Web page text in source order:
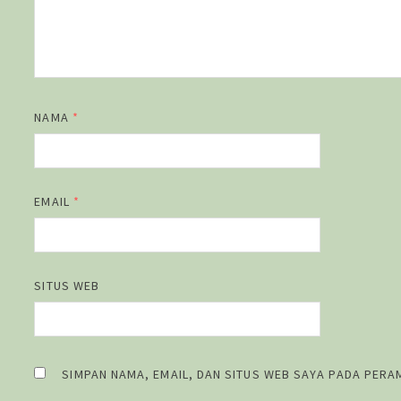
NAMA *
EMAIL *
SITUS WEB
SIMPAN NAMA, EMAIL, DAN SITUS WEB SAYA PADA